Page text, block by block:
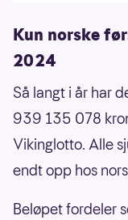
Kun norske
2024
Så langt i år har
939 135 078
Vikinglotto. Alle
endt opp hos
Beløpet fordeler